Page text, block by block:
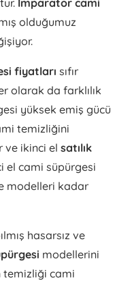
İmparator cami
olduğumuz
fiyatları sıfır
olarak da farklılık
yüksek emiş gücü
temizliğini
ve ikinci el satılık
el cami süpürgesi
modelleri kadar
hasarsız ve
modellerini
temizliği cami